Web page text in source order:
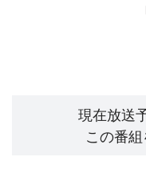
現在放送
この番組